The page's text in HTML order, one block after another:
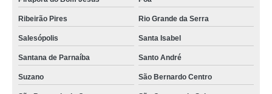
Ribeirão Pires Rio Grande da Serra
Salesópolis Santa Isabel
Santana de Parnaíba Santo André
Suzano São Bernardo Centro